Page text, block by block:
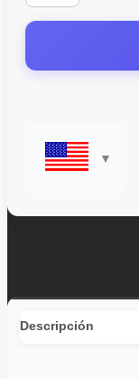
Descripción